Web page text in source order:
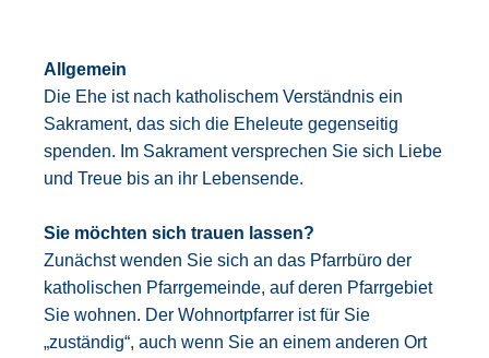
Allgemein
Die Ehe ist nach katholischem Verständnis ein
Sakrament, das sich die Eheleute gegenseitig
spenden. Im Sakrament versprechen Sie sich Liebe
und Treue bis an ihr Lebensende.
Sie möchten sich trauen lassen?
Zunächst wenden Sie sich an das Pfarrbüro der
katholischen Pfarrgemeinde, auf deren Pfarrgebiet
Sie wohnen. Der Wohnortpfarrer ist für Sie
„zuständig“, auch wenn Sie an einem anderen Ort